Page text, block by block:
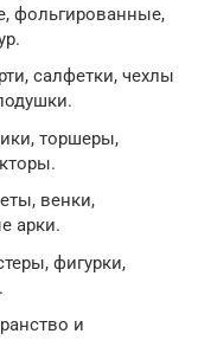
фольгированные,
салфетки, чехлы
торшеры,
венки,
арки.
фигурки,
и